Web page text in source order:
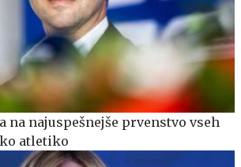
na najuspešnejše prvenstvo vseh
atletiko